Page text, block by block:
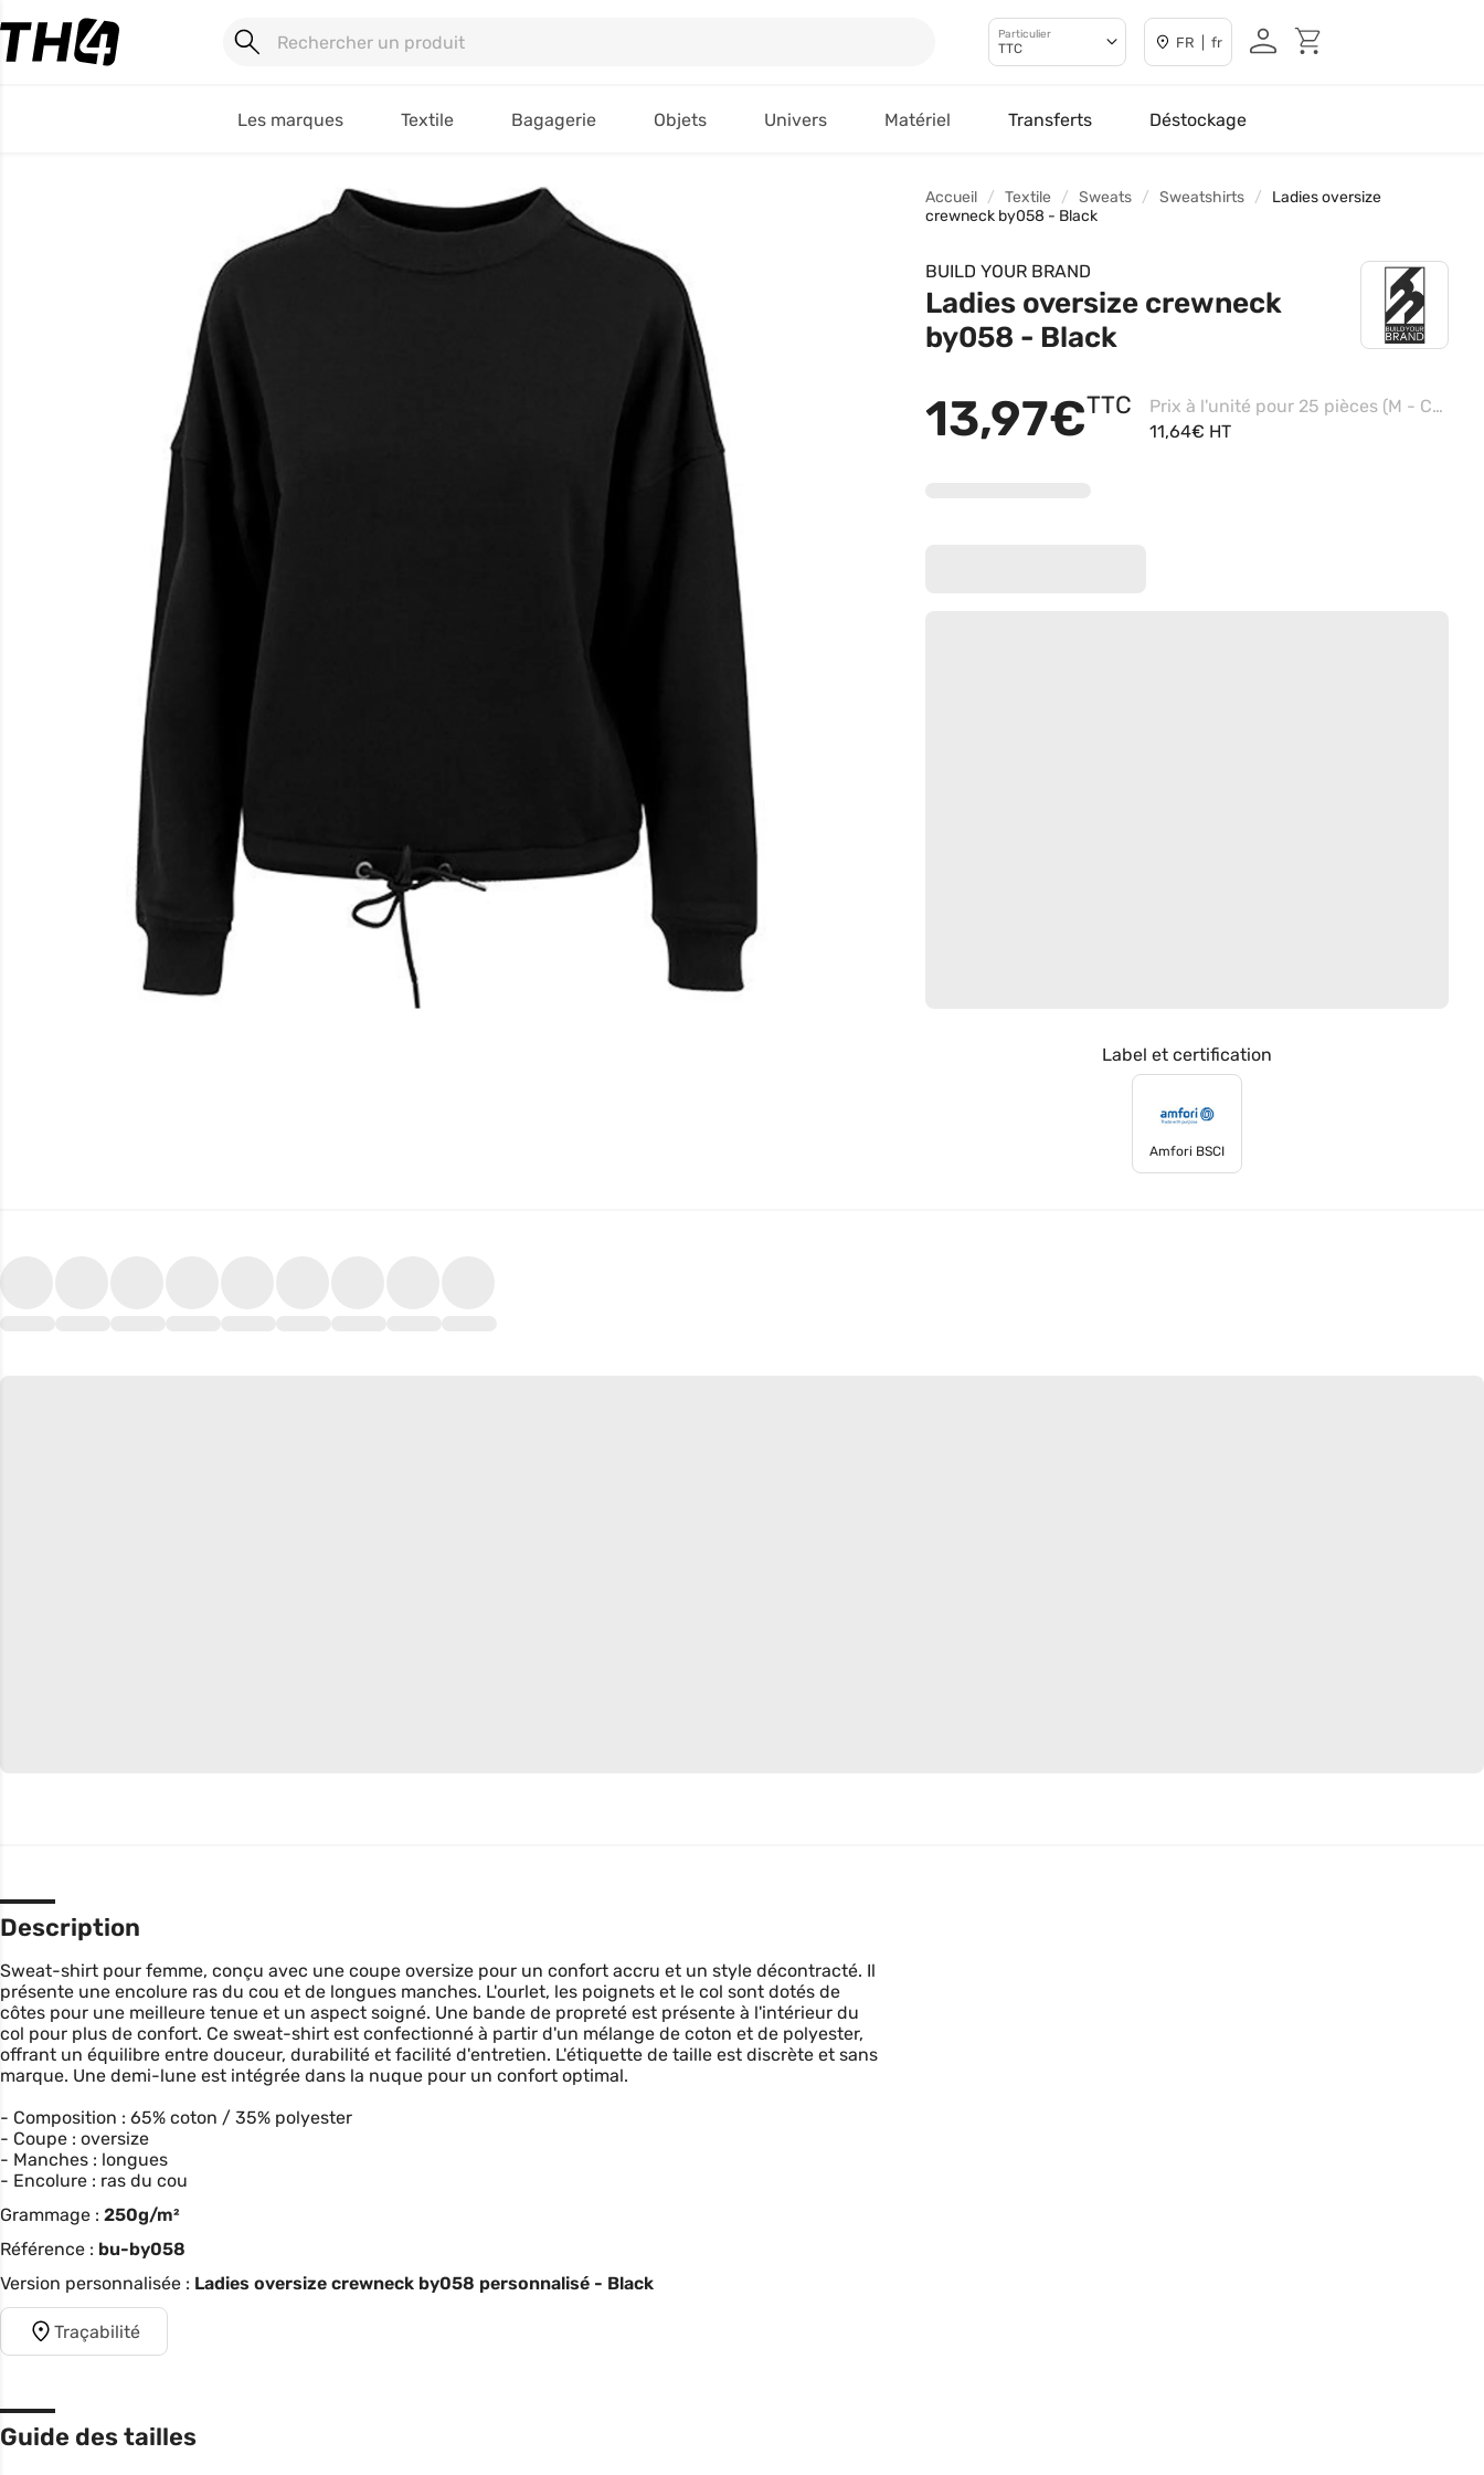
Particulier
TTC FR | fr
Les marques Textile Bagagerie Objets Univers Matériel Transferts Déstockage
Accueil Textile Sweats Sweatshirts
Ladies oversize
crewneck by058 - Black
BUILD YOUR BRAND
Ladies oversize crewneck
by058 - Black
13,97€TTC
Prix à l'unité pour 25 pièces (M - Charcoal)
11,64€ HT
Label et certification
Amfori BSCI
Description
Sweat-shirt pour femme, conçu avec une coupe oversize pour un confort accru et un style décontracté. Il
présente une encolure ras du cou et de longues manches. L'ourlet, les poignets et le col sont dotés de
côtes pour une meilleure tenue et un aspect soigné. Une bande de propreté est présente à l'intérieur du
col pour plus de confort. Ce sweat-shirt est confectionné à partir d'un mélange de coton et de polyester,
offrant un équilibre entre douceur, durabilité et facilité d'entretien. L'étiquette de taille est discrète et sans
marque. Une demi-lune est intégrée dans la nuque pour un confort optimal.
- Composition : 65% coton / 35% polyester
- Coupe : oversize
- Manches : longues
- Encolure : ras du cou
Grammage : 250g/m²
Référence : bu-by058
Version personnalisée : Ladies oversize crewneck by058 personnalisé - Black
Traçabilité
Guide des tailles